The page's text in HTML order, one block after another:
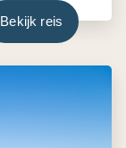
Bekijk reis